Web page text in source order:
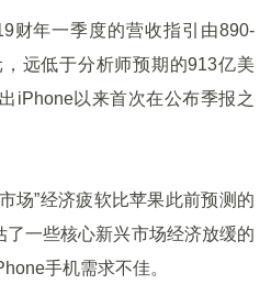
财年一季度的营收指引由890-
远低于分析师预期的913亿美
iPhone以来首次在公布季报之
场”经济疲软比苹果此前预测的
一些核心新兴市场经济放缓的
手机需求不佳。